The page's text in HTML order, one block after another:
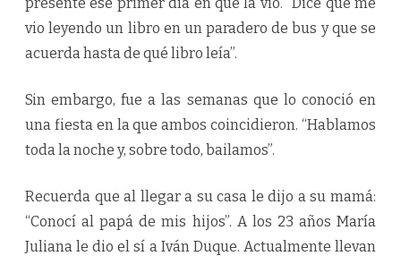
vio leyendo un libro en un paradero de bus y que se
acuerda hasta de qué libro leía”.
Sin embargo, fue a las semanas que lo conoció en
una fiesta en la que ambos coincidieron. “Hablamos
toda la noche y, sobre todo, bailamos”.
Recuerda que al llegar a su casa le dijo a su mamá:
“Conocí al papá de mis hijos”. A los 23 años María
Juliana le dio el sí a Iván Duque. Actualmente llevan